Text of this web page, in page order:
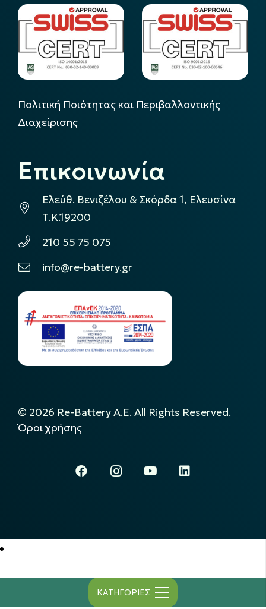
ΚΑΤΗΓΟΡΙΕΣ
Πολιτική Ποιότητας και Περιβαλλοντικής
Διαχείρισης
Επικοινωνία
Ελεύθ. Βενιζέλου & Σκόρδα 1, Ελευσίνα
Τ.Κ.19200
210 55 75 075
info@re-battery.gr
© 2026 Re-Battery A.E. All Rights Reserved.
Όροι χρήσης